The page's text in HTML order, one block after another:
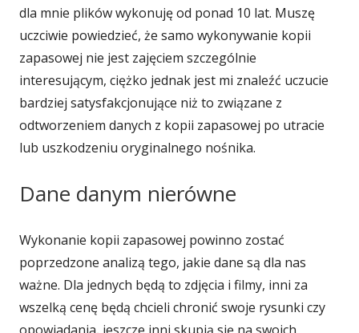
dla mnie plików wykonuję od ponad 10 lat. Muszę
uczciwie powiedzieć, że samo wykonywanie kopii
zapasowej nie jest zajęciem szczególnie
interesującym, ciężko jednak jest mi znaleźć uczucie
bardziej satysfakcjonujące niż to związane z
odtworzeniem danych z kopii zapasowej po utracie
lub uszkodzeniu oryginalnego nośnika.
Dane danym nierówne
Wykonanie kopii zapasowej powinno zostać
poprzedzone analizą tego, jakie dane są dla nas
ważne. Dla jednych będą to zdjęcia i filmy, inni za
wszelką cenę będą chcieli chronić swoje rysunki czy